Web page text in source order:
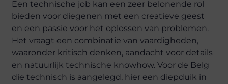
Een technische job kan een zeer belonende rol
bieden voor diegenen met een creatieve geest
en een passie voor het oplossen van problemen.
Het vraagt een combinatie van vaardigheden,
waaronder kritisch denken, aandacht voor details
en natuurlijk technische knowhow. Voor de Belg
die technisch is aangelegd, hier een diepduik in